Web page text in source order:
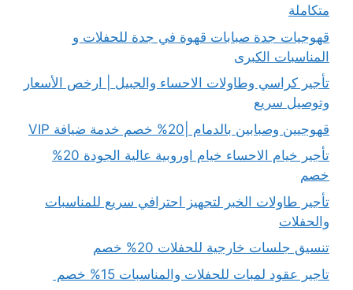
متكاملة
قهوجيات جدة صبابات قهوة في جدة للحفلات و
المناسبات الكبرى
تأجير كراسي وطاولات الاحساء والجبيل | ارخص الأسعار
وتوصيل سريع
قهوجيين وصبابين بالدمام |20% خصم خدمة ضيافة VIP
تأجير خيام الاحساء خيام اوروبية عالية الجودة 20%
خصم
تأجير طاولات الخبر لتجهيز احترافي سريع للمناسبات
والحفلات
تنسيق جلسات خارجية للحفلات 20% خصم
تاجير عقود لمبات للحفلات والمناسبات 15% خصم